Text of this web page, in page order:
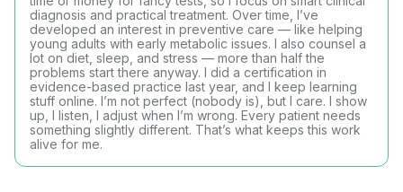
diagnosis and practical treatment. Over time, I’ve
developed an interest in preventive care — like helping
young adults with early metabolic issues. I also counsel a
lot on diet, sleep, and stress — more than half the
problems start there anyway. I did a certification in
evidence-based practice last year, and I keep learning
stuff online. I’m not perfect (nobody is), but I care. I show
up, I listen, I adjust when I’m wrong. Every patient needs
something slightly different. That’s what keeps this work
alive for me.